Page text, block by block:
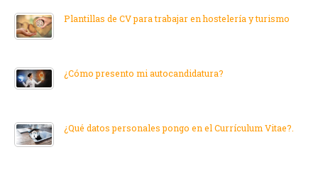
Plantillas de CV para trabajar en hostelería y turismo
¿Cómo presento mi autocandidatura?
¿Qué datos personales pongo en el Currículum Vitae?.